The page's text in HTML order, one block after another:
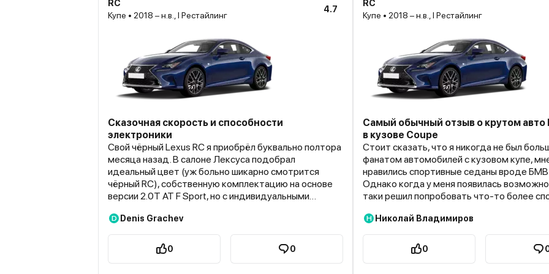
RC
Купе • 2018 – н.в., I Рестайлинг
4.7
Сказочная скорость и способности
электроники
Свой чёрный Lexus RC я приобрёл буквально полтора
месяца назад. В салоне Лексуса подобрал
идеальный цвет (уж больно шикарно смотрится
чёрный RC), собственную комплектацию на основе
версии 2.0T AT F Sport, но с индивидуальными
после сдачи моей Камри по Трейд-Ину. В итоге
обошёлся мне в 3.2 миллиона, учитывая. Так что
получилось очень даже выгодно, если учитывать
достоинства при долгом сотрудничестве с одной и
D Denis Grachev
0 0
RC
Купе • 2018 – н.в., I Рестайлинг
Самый обычный отзыв о крутом авто
в кузове Coupe
Стоит сказать, что я никогда не был
фанатом автомобилей с кузовом купе,
нравились спортивные седаны вроде БМВ
Однако когда у меня появилась
таки решил попробовать что-то более
не только своими внешними данными, но
заявленными производителем
характеристиками. На данный момент я
автомобилем уже более полугода и очень
Н Николай Владимиров
0